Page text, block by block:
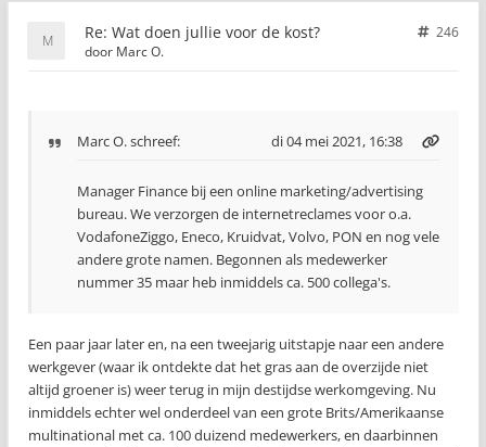
Re: Wat doen jullie voor de kost?
246
door Marc O.
Marc O.schreef: di 04 mei 2021, 16:38
Manager Finance bij een online marketing/advertising
bureau. We verzorgen de internetreclames voor o.a.
VodafoneZiggo, Eneco, Kruidvat, Volvo, PON en nog vele
andere grote namen. Begonnen als medewerker
nummer 35 maar heb inmiddels ca. 500 collega's.
Een paar jaar later en, na een tweejarig uitstapje naar een andere
werkgever (waar ik ontdekte dat het gras aan de overzijde niet
altijd groener is) weer terug in mijn destijdse werkomgeving. Nu
inmiddels echter wel onderdeel van een grote Brits/Amerikaanse
multinational met ca. 100 duizend medewerkers, en daarbinnen